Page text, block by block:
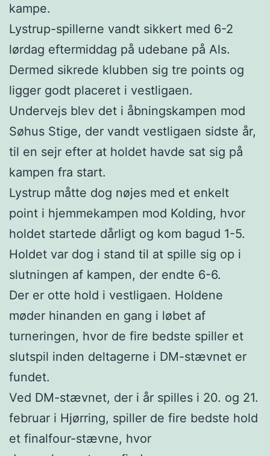
kampe.
Lystrup-spillerne vandt sikkert med 6-2
lørdag eftermiddag på udebane på Als.
Dermed sikrede klubben sig tre points og
ligger godt placeret i vestligaen.
Undervejs blev det i åbningskampen mod
Søhus Stige, der vandt vestligaen sidste år,
til en sejr efter at holdet havde sat sig på
kampen fra start.
Lystrup måtte dog nøjes med et enkelt
point i hjemmekampen mod Kolding, hvor
holdet startede dårligt og kom bagud 1-5.
Holdet var dog i stand til at spille sig op i
slutningen af kampen, der endte 6-6.
Der er otte hold i vestligaen. Holdene
møder hinanden en gang i løbet af
turneringen, hvor de fire bedste spiller et
slutspil inden deltagerne i DM-stævnet er
fundet.
Ved DM-stævnet, der i år spilles i 20. og 21.
februar i Hjørring, spiller de fire bedste hold
et finalfour-stævne, hvor